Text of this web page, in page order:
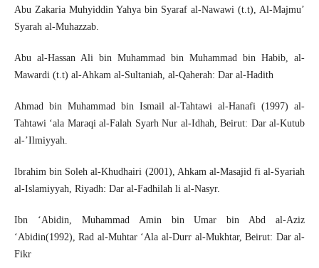
Abu Zakaria Muhyiddin Yahya bin Syaraf al-Nawawi (t.t), Al-Majmu’
Syarah al-Muhazzab.
Abu al-Hassan Ali bin Muhammad bin Muhammad bin Habib, al-
Mawardi (t.t) al-Ahkam al-Sultaniah, al-Qaherah: Dar al-Hadith
Ahmad bin Muhammad bin Ismail al-Tahtawi al-Hanafi (1997) al-
Tahtawi ‘ala Maraqi al-Falah Syarh Nur al-Idhah, Beirut: Dar al-Kutub
al-’Ilmiyyah.
Ibrahim bin Soleh al-Khudhairi (2001), Ahkam al-Masajid fi al-Syariah
al-Islamiyyah, Riyadh: Dar al-Fadhilah li al-Nasyr.
Ibn ‘Abidin, Muhammad Amin bin Umar bin Abd al-Aziz
‘Abidin(1992), Rad al-Muhtar ‘Ala al-Durr al-Mukhtar, Beirut: Dar al-
Fikr